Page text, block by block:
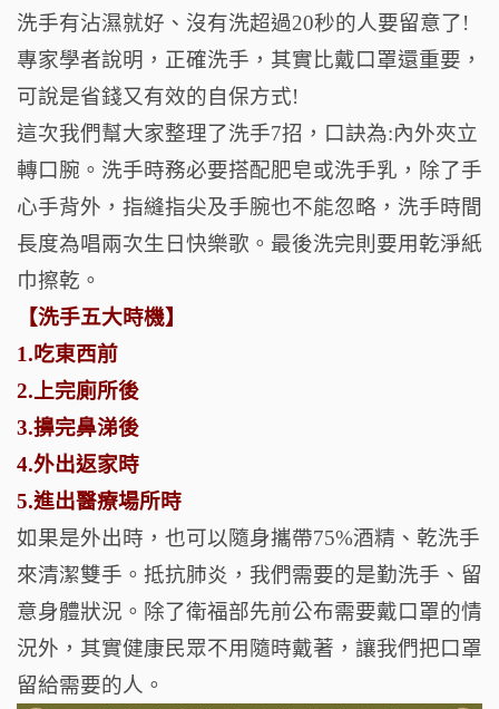
洗手有沾濕就好、沒有洗超過20秒的人要留意了!
專家學者說明，正確洗手，其實比戴口罩還重要，
可說是省錢又有效的自保方式!
這次我們幫大家整理了洗手7招，口訣為:內外夾立
轉口腕。洗手時務必要搭配肥皂或洗手乳，除了手
心手背外，指縫指尖及手腕也不能忽略，洗手時間
長度為唱兩次生日快樂歌。最後洗完則要用乾淨紙
巾擦乾。
【洗手五大時機】
1.吃東西前
2.上完廁所後
3.擤完鼻涕後
4.外出返家時
5.進出醫療場所時
如果是外出時，也可以隨身攜帶75%酒精、乾洗手
來清潔雙手。抵抗肺炎，我們需要的是勤洗手、留
意身體狀況。除了衛福部先前公布需要戴口罩的情
況外，其實健康民眾不用隨時戴著，讓我們把口罩
留給需要的人。